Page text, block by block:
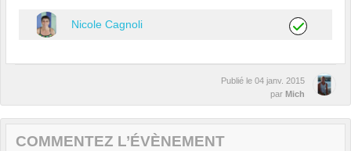
Nicole Cagnoli
Publié le 04 janv. 2015
par Mich
COMMENTEZ L’ÉVÈNEMENT